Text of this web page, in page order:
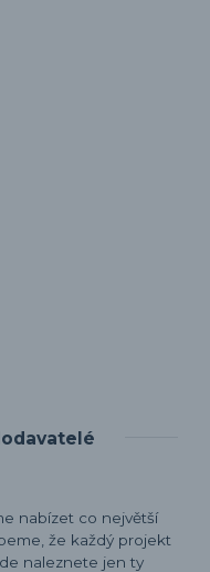
nabízet co největší
že každý projekt
naleznete jen ty